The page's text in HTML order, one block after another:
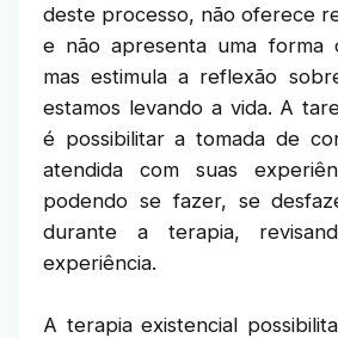
deste processo, não oferece
e não apresenta uma forma
mas estimula a reflexão
estamos levando a vida. A
é possibilitar a tomada de
atendida com suas
podendo se fazer, se
durante a terapia,
experiência.
A terapia existencial